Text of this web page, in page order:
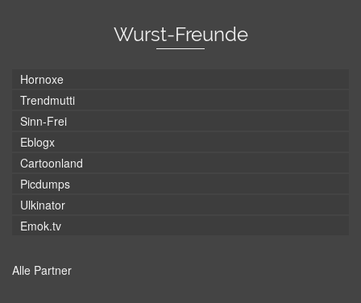
Wurst-Freunde
Hornoxe
Trendmutti
Sinn-Frei
Eblogx
Cartoonland
Picdumps
Ulkinator
Emok.tv
Alle Partner